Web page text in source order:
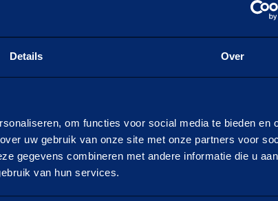
Details Over
om functies voor social media te bieden en
uw gebruik van onze site met onze partners voor
gegevens combineren met andere informatie die u
van hun services.
Maatschappelijk
We vinden onze eigen CO2-uitstoot ook
reductiedoelstellingen. En communiceren
leveranciers en klanten.